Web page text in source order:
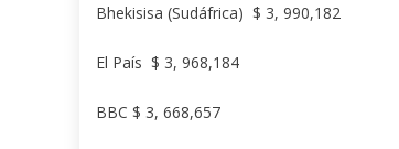
Bhekisisa (Sudáfrica) $ 3, 990,182
El País $ 3, 968,184
BBC $ 3, 668,657